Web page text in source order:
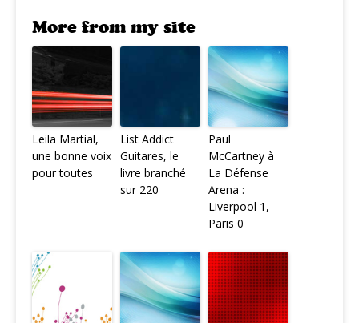
More from my site
Leila Martial,
une bonne voix
pour toutes
List Addict
Guitares, le
livre branché
sur 220
Paul
McCartney à
La Défense
Arena :
Liverpool 1,
Paris 0